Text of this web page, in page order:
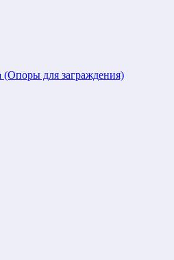
(Опоры для заграждения)